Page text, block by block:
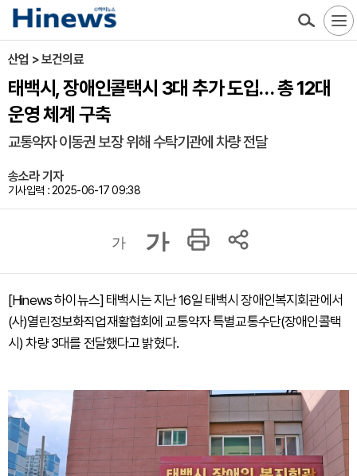
산업 > 보건의료
태백시, 장애인콜택시 3대 추가 도입… 총 12대
운영 체계 구축
교통약자 이동권 보장 위해 수탁기관에 차량 전달
송소라 기자
기사입력 : 2025-06-17 09:38
가 가
[Hinews 하이뉴스] 태백시는 지난 16일 태백시 장애인복지회관에서
(사)열린정보화직업재활협회에 교통약자 특별교통수단(장애인콜택
시) 차량 3대를 전달했다고 밝혔다.